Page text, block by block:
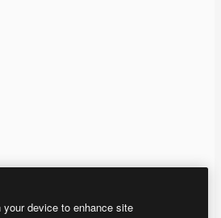
device to enhance site